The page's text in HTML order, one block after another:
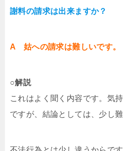
謝料の請求は出来ますか？
A 姑への請求は難しいです。
○解説
これはよく聞く内容です。気
ですが、結論としては、少し難